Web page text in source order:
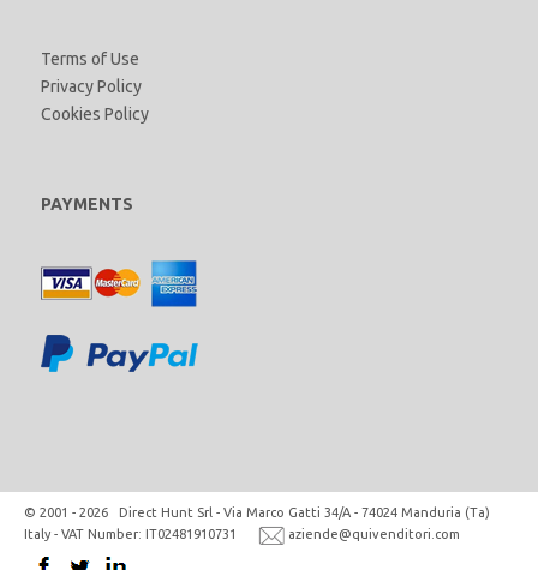
Terms of Use
Privacy Policy
Cookies Policy
PAYMENTS
© 2001 - 2026 Direct Hunt Srl - Via Marco Gatti 34/A - 74024 Manduria (Ta)
Italy - VAT Number: IT02481910731
aziende@quivenditori.com